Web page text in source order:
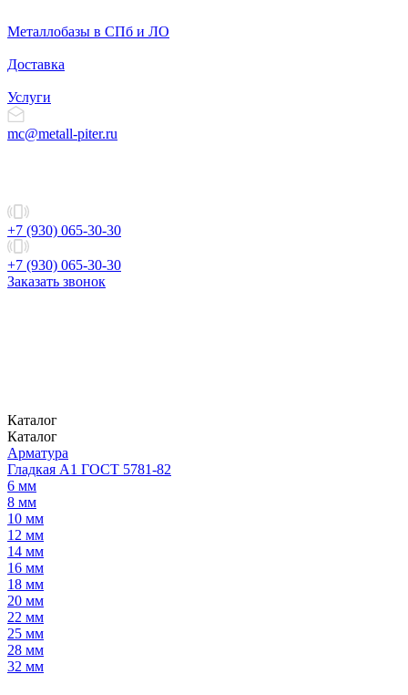
Металлобазы в СПб и ЛО
Доставка
Услуги
mc@metall-piter.ru
+7 (930) 065-30-30
+7 (930) 065-30-30
Заказать звонок
Каталог
Каталог
Арматура
Гладкая А1 ГОСТ 5781-82
6 мм
8 мм
10 мм
12 мм
14 мм
16 мм
18 мм
20 мм
22 мм
25 мм
28 мм
32 мм